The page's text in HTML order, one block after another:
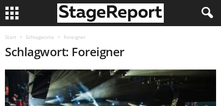
Start Schlagworte Foreigner
Schlagwort: Foreigner